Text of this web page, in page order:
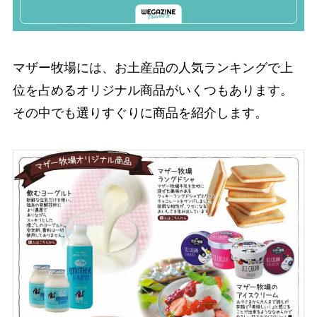
マザー牧場には、お土産品の人気ランキングで上
位を占めるオリジナル商品がいくつもあります。
その中でも選りすぐりに商品を紹介します。